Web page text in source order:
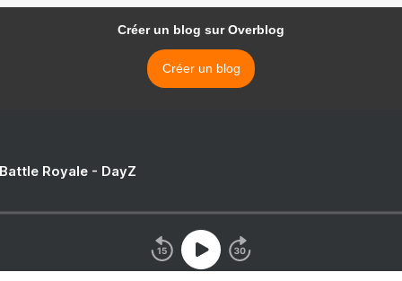
Créer un blog sur Overblog
Créer un blog
Royale - DayZ